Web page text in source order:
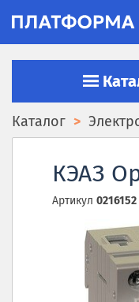
Каталог
КЭАЗ
Артикул 0216152